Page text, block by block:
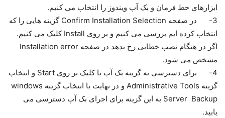
ابزارهای خط فرمان و بک آپ ویندوز را انتخاب می کنیم.
3- در صفحه Confirm Installation Selection گزینه هایی را که
انتخاب کرده ایم بررسی می کنیم و بر روی Install کلیک می کنیم.
اگر در هنگام نصب خطایی رخ بدهد در صفحه Installation error
مشخص می شود.
4- برای دسترسی به گزینه بک آپ با کلیک بر روی Start و انتخاب
گزینه Administrative Tools و در نهایت با انتخاب گزینه windows
Server Backup به این گزینه برای اجرای بک آپ دسترسی می
یابید.